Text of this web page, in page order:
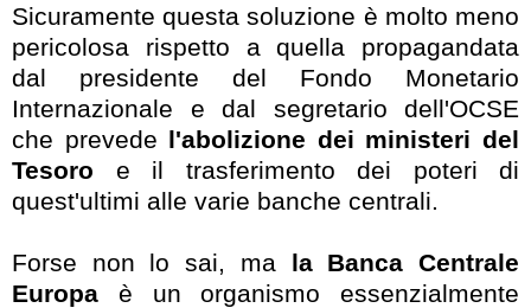
Sicuramente questa soluzione è molto meno
pericolosa rispetto a quella propagandata
dal presidente del Fondo Monetario
Internazionale e dal segretario dell'OCSE
che prevede l'abolizione dei ministeri del
Tesoro e il trasferimento dei poteri di
quest'ultimi alle varie banche centrali.
Forse non lo sai, ma la Banca Centrale
Europa è un organismo essenzialmente